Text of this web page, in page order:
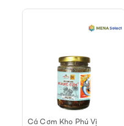
• Cơm chiên, mì xào, pasta
• Thêm vào salad, trứng
• Ăn kèm BBQ, pizza, burrito
Hộp 340g dung tích lớn,
bữa tối nhanh tại nhà
Cá Cơm Kho Phú Vị